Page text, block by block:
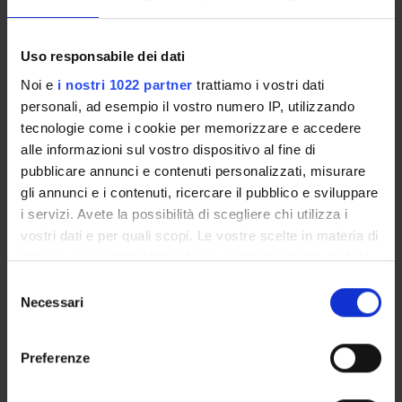
Uso responsabile dei dati
Noi e i nostri 1022 partner trattiamo i vostri dati
personali, ad esempio il vostro numero IP, utilizzando
tecnologie come i cookie per memorizzare e accedere
alle informazioni sul vostro dispositivo al fine di
pubblicare annunci e contenuti personalizzati, misurare
gli annunci e i contenuti, ricercare il pubblico e sviluppare
i servizi. Avete la possibilità di scegliere chi utilizza i
vostri dati e per quali scopi. Le vostre scelte in materia di
privacy sono applicabili solo su questa proprietà digitale
modificare o revocare il proprio consenso in qualsiasi
momento dalla Dichiarazione sui cookie o facendo clic
delNecessari
Preferenze
ACTIVITIES
RESEARCH AREAS
RESEARCH GROUPS
PHD PROGRAMMES
RESEARCH FACILITIES